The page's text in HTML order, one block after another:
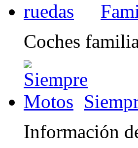
Coches
Información